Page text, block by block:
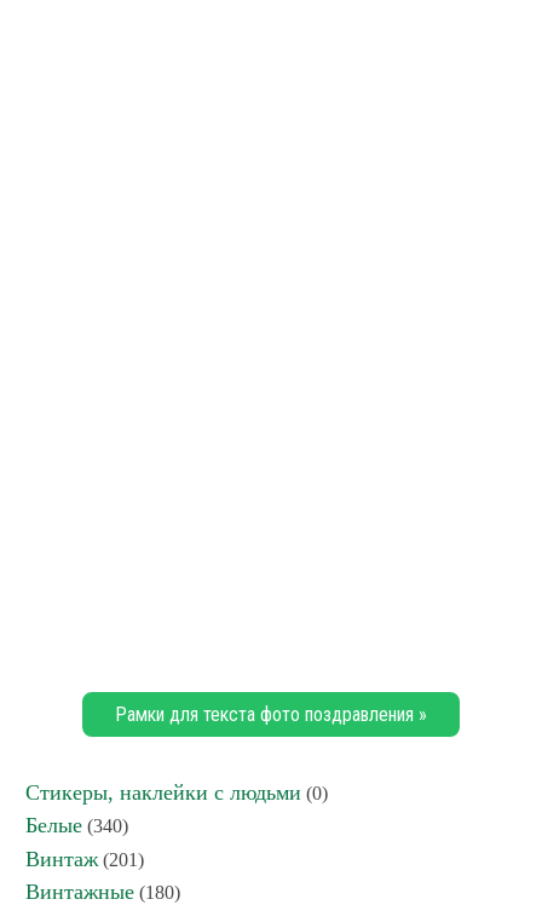
Рамки для текста фото поздравления »
Стикеры, наклейки с людьми (0)
Белые (340)
Винтаж (201)
Винтажные (180)